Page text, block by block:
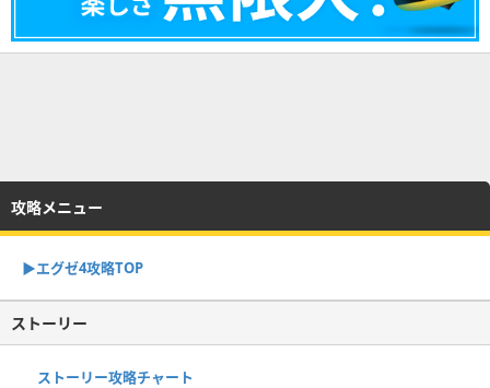
攻略メニュー
▶︎エグゼ4攻略TOP
ストーリー
ストーリー攻略チャート